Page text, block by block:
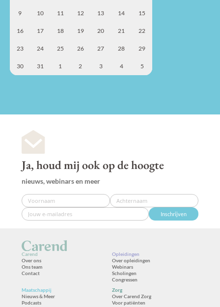
9 10 11 12 13 14 15
16 17 18 19 20 21 22
23 24 25 26 27 28 29
30 31 1 2 3 4 5
Ja, houd mij ook op de hoogte
nieuws, webinars en meer
Inschrijven
Carend
Over ons
Ons team
Contact
Opleidingen
Over opleidingen
Webinars
Scholingen
Congressen
Maatschappij
Nieuws & Meer
Podcasts
Zorg
Over Carend Zorg
Voor patiënten